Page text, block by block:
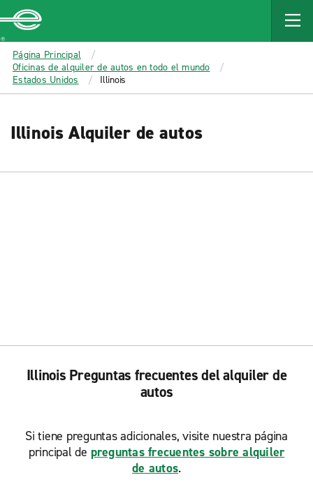
MAIN
CONTENT
Enterprise
Página Principal
Oficinas de alquiler de autos en todo el mundo
Estados Unidos
Illinois
Illinois Alquiler de autos
Illinois Preguntas frecuentes del alquiler de
autos
Si tiene preguntas adicionales, visite nuestra página
principal de preguntas frecuentes sobre alquiler
de autos.